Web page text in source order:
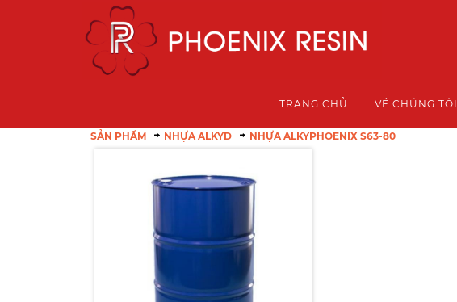
TRANG CHỦ VỀ CHÚNG TÔI
SẢN PHẨM NHỰA ALKYD NHỰA ALKYPHOENIX S63-80